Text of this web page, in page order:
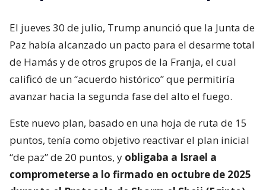
El jueves 30 de julio, Trump anunció que la Junta de
Paz había alcanzado un pacto para el desarme total
de Hamás y de otros grupos de la Franja, el cual
calificó de un “acuerdo histórico” que permitiría
avanzar hacia la segunda fase del alto el fuego.
Este nuevo plan, basado en una hoja de ruta de 15
puntos, tenía como objetivo reactivar el plan inicial
“de paz” de 20 puntos, y obligaba a Israel a
comprometerse a lo firmado en octubre de 2025